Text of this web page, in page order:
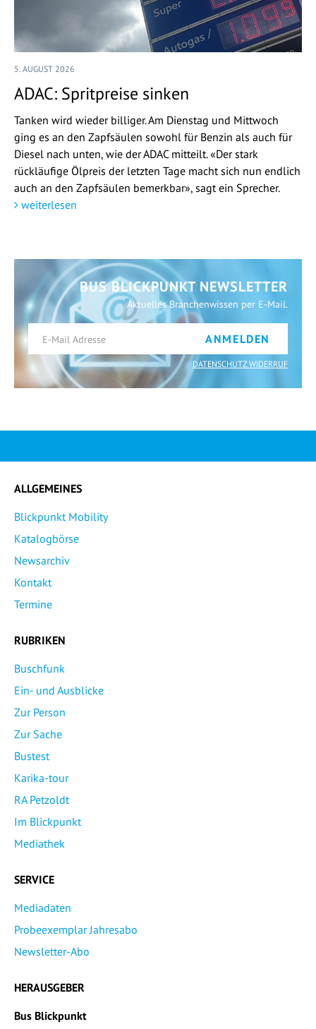
5. AUGUST 2026
ADAC: Spritpreise sinken
Tanken wird wieder billiger. Am Dienstag und Mittwoch
ging es an den Zapfsäulen sowohl für Benzin als auch für
Diesel nach unten, wie der ADAC mitteilt. «Der stark
rückläufige Ölpreis der letzten Tage macht sich nun endlich
auch an den Zapfsäulen bemerkbar», sagt ein Sprecher.
weiterlesen
BUS BLICKPUNKT NEWSLETTER
Aktuelles Branchenwissen per E-Mail.
ANMELDEN
DATENSCHUTZ WIDERRUF
ALLGEMEINES
Blickpunkt Mobility
Katalogbörse
Newsarchiv
Kontakt
Termine
RUBRIKEN
Buschfunk
Ein- und Ausblicke
Zur Person
Zur Sache
Bustest
Karika-tour
RA Petzoldt
Im Blickpunkt
Mediathek
SERVICE
Mediadaten
Probeexemplar Jahresabo
Newsletter-Abo
HERAUSGEBER
Bus Blickpunkt